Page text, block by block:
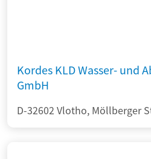
Kordes KLD Wasser- und
GmbH
D-32602 Vlotho, Möllberger